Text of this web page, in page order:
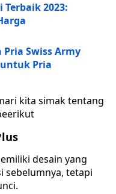
2023:
Pria Swiss Army
Pria
kita simak tentang
desain yang
sebelumnya, tetapi